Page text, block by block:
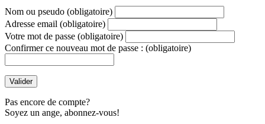
Nom ou pseudo (obligatoire)
Adresse email (obligatoire)
Votre mot de passe (obligatoire)
Confirmer ce nouveau mot de passe : (obligatoire)
Pas encore de compte?
Soyez un ange, abonnez-vous!